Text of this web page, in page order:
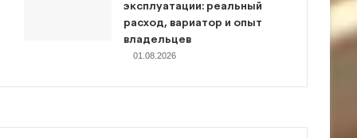
эксплуатации: реальный
расход, вариатор и опыт
владельцев
01.08.2026